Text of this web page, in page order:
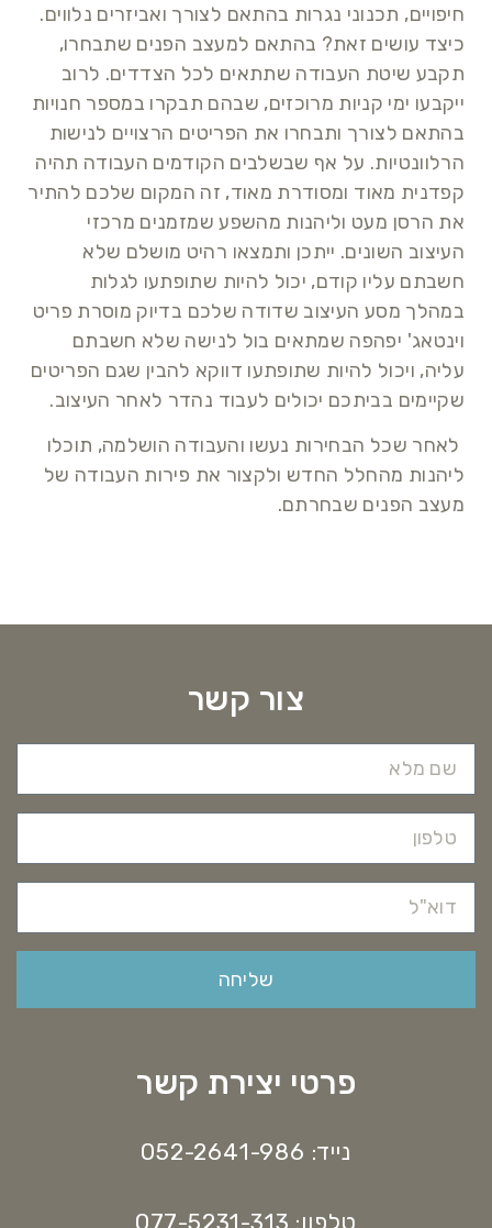
חיפויים, תכנוני נגרות בהתאם לצורך ואביזרים נלווים.
כיצד עושים זאת? בהתאם למעצב הפנים שתבחרו,
תקבע שיטת העבודה שתתאים לכל הצדדים. לרוב
ייקבעו ימי קניות מרוכזים, שבהם תבקרו במספר חנויות
בהתאם לצורך ותבחרו את הפריטים הרצויים לנישות
הרלוונטיות. על אף שבשלבים הקודמים העבודה תהיה
קפדנית מאוד ומסודרת מאוד, זה המקום שלכם להתיר
את הרסן מעט וליהנות מהשפע שמזמנים מרכזי
העיצוב השונים. ייתכן ותמצאו רהיט מושלם שלא
חשבתם עליו קודם, יכול להיות שתופתעו לגלות
במהלך מסע העיצוב שדודה שלכם בדיוק מוסרת פריט
וינטאג' יפהפה שמתאים בול לנישה שלא חשבתם
עליה, ויכול להיות שתופתעו דווקא להבין שגם הפריטים
שקיימים בביתכם יכולים לעבוד נהדר לאחר העיצוב.
לאחר שכל הבחירות נעשו והעבודה הושלמה, תוכלו
ליהנות מהחלל החדש ולקצור את פירות העבודה של
מעצב הפנים שבחרתם.
צור קשר
שליחה
פרטי יצירת קשר
נייד: 052-2641-986
טלפון: 077-5231-313